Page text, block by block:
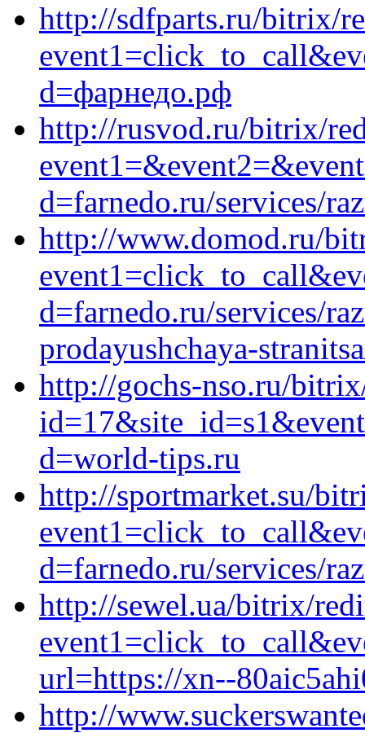
http://sdfparts.ru/bitrix/
d=фарнедо.рф
http://rusvod.ru/bitrix/
d=farnedo.ru/services/
http://www.domod.ru/
d=farnedo.ru/services/
prodayushchaya-
http://gochs-nso.ru/
d=world-tips.ru
http://sportmarket.su/
d=farnedo.ru/services/
http://sewel.ua/bitrix/
url=https://xn--
http://